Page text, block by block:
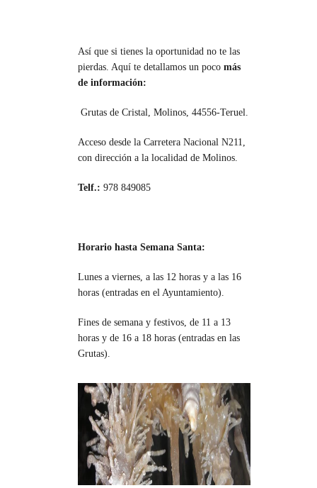
Así que si tienes la oportunidad no te las
pierdas. Aquí te detallamos un poco más
de información:
Grutas de Cristal, Molinos, 44556-Teruel.
Acceso desde la Carretera Nacional N211,
con dirección a la localidad de Molinos.
Telf.: 978 849085
Horario hasta Semana Santa:
Lunes a viernes, a las 12 horas y a las 16
horas (entradas en el Ayuntamiento).
Fines de semana y festivos, de 11 a 13
horas y de 16 a 18 horas (entradas en las
Grutas).